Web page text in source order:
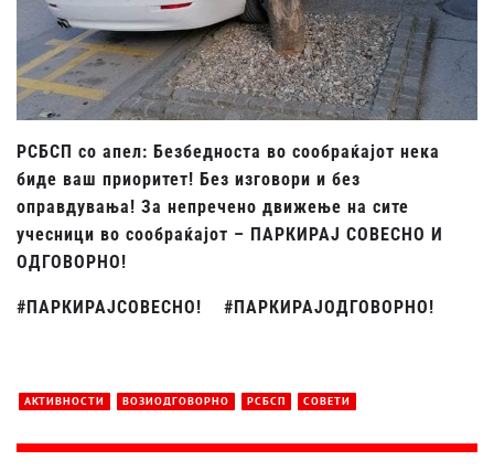
РСБСП со апел: Безбедноста во сообраќајот нека
биде ваш приоритет! Без изговори и без
оправдувања! За непречено движење на сите
учесници во сообраќајот – ПАРКИРАЈ СОВЕСНО И
ОДГОВОРНО!
#ПАРКИРАЈСОВЕСНО! #ПАРКИРАЈОДГОВОРНО!
АКТИВНОСТИ ВОЗИОДГОВОРНО РСБСП СОВЕТИ